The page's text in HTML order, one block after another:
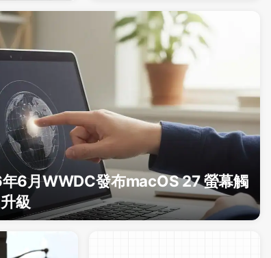
6月WWDC發布macOS 27 螢幕觸
級